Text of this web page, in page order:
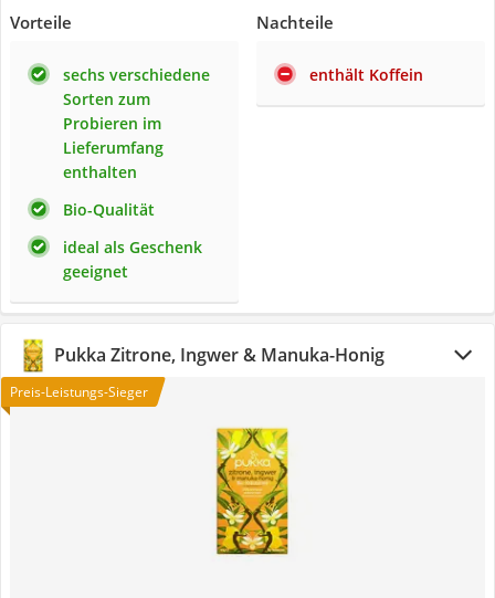
Vorteile
sechs verschiedene
Sorten zum
Probieren im
Lieferumfang
enthalten
Bio-Qualität
ideal als Geschenk
geeignet
Nachteile
enthält Koffein
Pukka Zitrone, Ingwer & Manuka-Honig
Preis-Leistungs-Sieger